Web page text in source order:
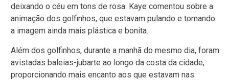
deixando o céu em tons de rosa. Kaye comentou sobre a
animação dos golfinhos, que estavam pulando e tornando
a imagem ainda mais plástica e bonita.
Além dos golfinhos, durante a manhã do mesmo dia, foram
avistadas baleias-jubarte ao longo da costa da cidade,
proporcionando mais encanto aos que estavam nas